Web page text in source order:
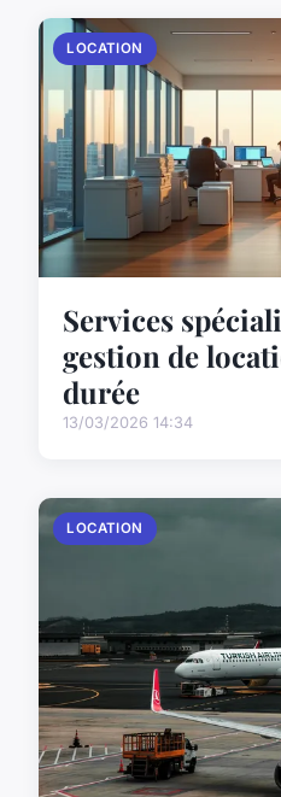
LOCATION
Services
gestion de
durée
13/03/2026 14:34
LOCATION